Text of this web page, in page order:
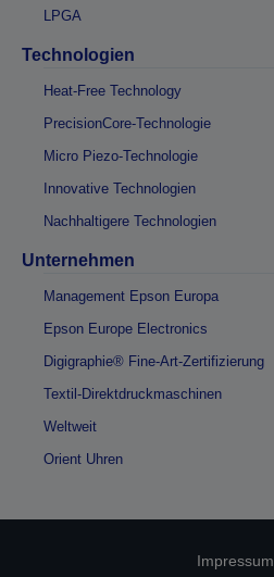
LPGA
Technologien
Heat-Free Technology
PrecisionCore-Technologie
Micro Piezo-Technologie
Innovative Technologien
Nachhaltigere Technologien
Unternehmen
Management Epson Europa
Epson Europe Electronics
Digigraphie® Fine-Art-Zertifizierung
Textil-Direktdruckmaschinen
Weltweit
Orient Uhren
Impressum